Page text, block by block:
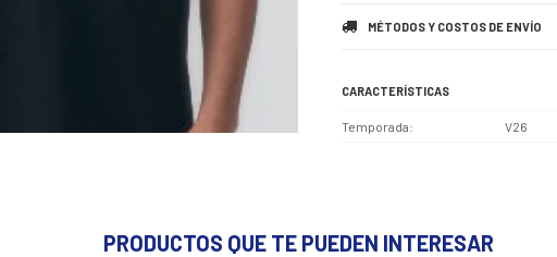
MÉTODOS Y COSTOS DE ENVÍO
CARACTERÍSTICAS
Temporada V26
PRODUCTOS QUE TE PUEDEN INTERESAR